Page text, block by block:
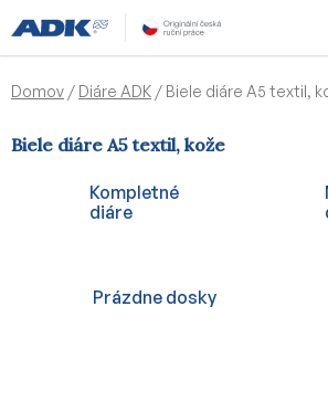
na
obsah
Domov / Diáre ADK / Biele diáre A5 textil,
Biele diáre A5 textil, kože
Kompletné
diáre
Prázdne dosky